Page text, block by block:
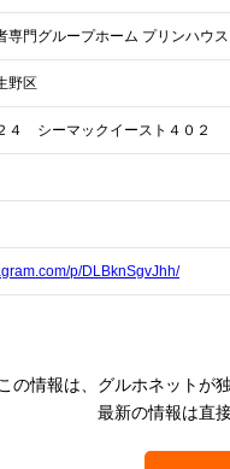
専門グループホーム プリンハウス
野区
４ シーマックイースト４０２
p/DLBknSgvJhh/
この情報は、グルホネットが
最新の情報は直